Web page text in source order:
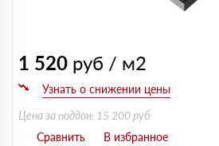
1 520 руб / м2
Цена за поддон: 15 200 руб